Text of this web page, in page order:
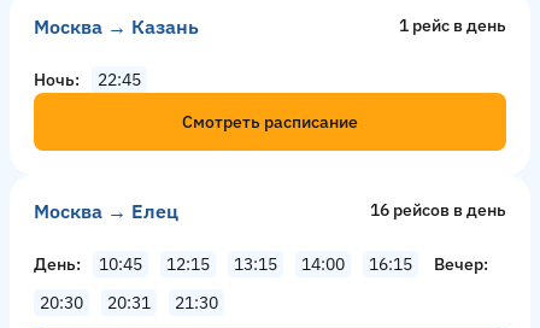
Москва → Казань 1 рейс в день
Ночь
22:45
Смотреть расписание
Москва → Елец 16 рейсов в день
День 10:45 12:15 13:15 14:00 16:15
Вечер
20:30
20:31 21:30